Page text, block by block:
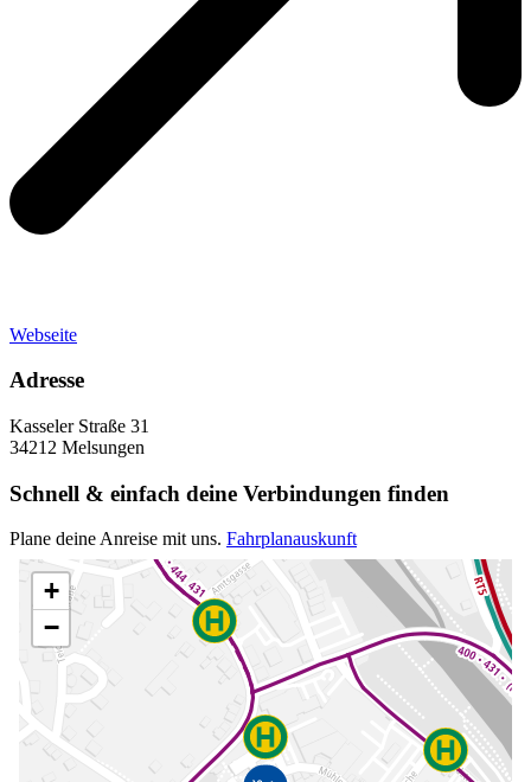
Webseite
Adresse
Kasseler Straße 31
34212 Melsungen
Schnell & einfach deine Verbindungen finden
Plane deine Anreise mit uns. Fahrplanauskunft